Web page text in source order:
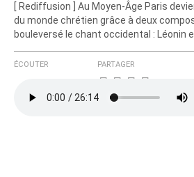
Courriel (non publié)
Ajoutez votre
[ Rediffusion ] Au Moyen-Âge Paris
du monde chrétien grâce à deux
bouleversé le chant occidental : Léonin
ÉCOUTER PARTAGER